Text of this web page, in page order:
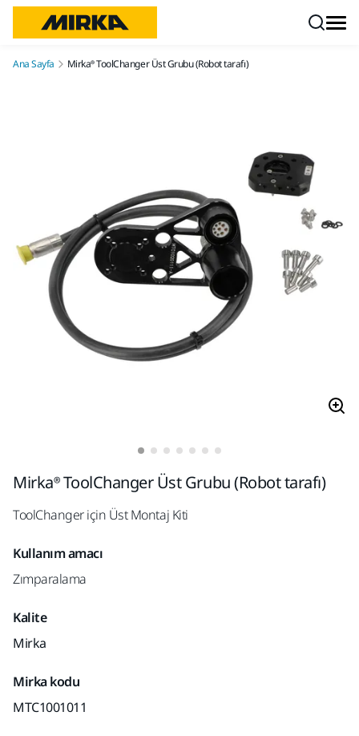
Ana Sayfa Mirka® ToolChanger Üst Grubu (Robot tarafı)
Mirka® ToolChanger Üst Grubu (Robot tarafı)
ToolChanger için Üst Montaj Kiti
Kullanım amacı
Zımparalama
Kalite
Mirka
Mirka kodu
MTC1001011